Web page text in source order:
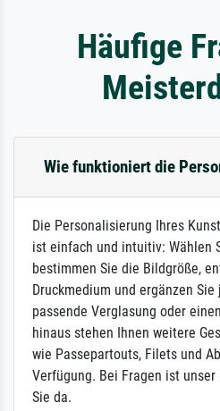
Häufige
Wie funktioniert die
Die Personalisierung Ihres
ist einfach und intuitiv: Wählen
bestimmen Sie die Bildgröße,
Druckmedium und ergänzen
passende Verglasung oder
hinaus stehen Ihnen weitere
wie Passepartouts, Filets und
Verfügung. Bei Fragen ist
Sie da.